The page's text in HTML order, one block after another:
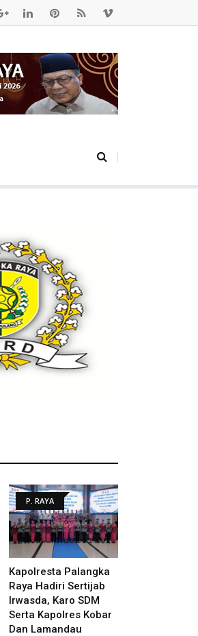
P. RAYA
Kapolresta Palangka
Raya Hadiri Sertijab
Irwasda, Karo SDM
Serta Kapolres Kobar
Dan Lamandau